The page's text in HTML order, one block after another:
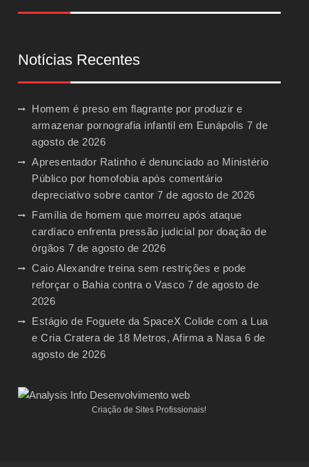
Notícias Recentes
Homem é preso em flagrante por produzir e
armazenar pornografia infantil em Eunápolis 7 de
agosto de 2026
Apresentador Ratinho é denunciado ao Ministério
Público por homofobia após comentário
depreciativo sobre cantor 7 de agosto de 2026
Família de homem que morreu após ataque
cardíaco enfrenta pressão judicial por doação de
órgãos 7 de agosto de 2026
Caio Alexandre treina sem restrições e pode
reforçar o Bahia contra o Vasco 7 de agosto de
2026
Estágio de Foguete da SpaceX Colide com a Lua
e Cria Cratera de 18 Metros, Afirma a Nasa 6 de
agosto de 2026
Criação de Sites Profissionais!